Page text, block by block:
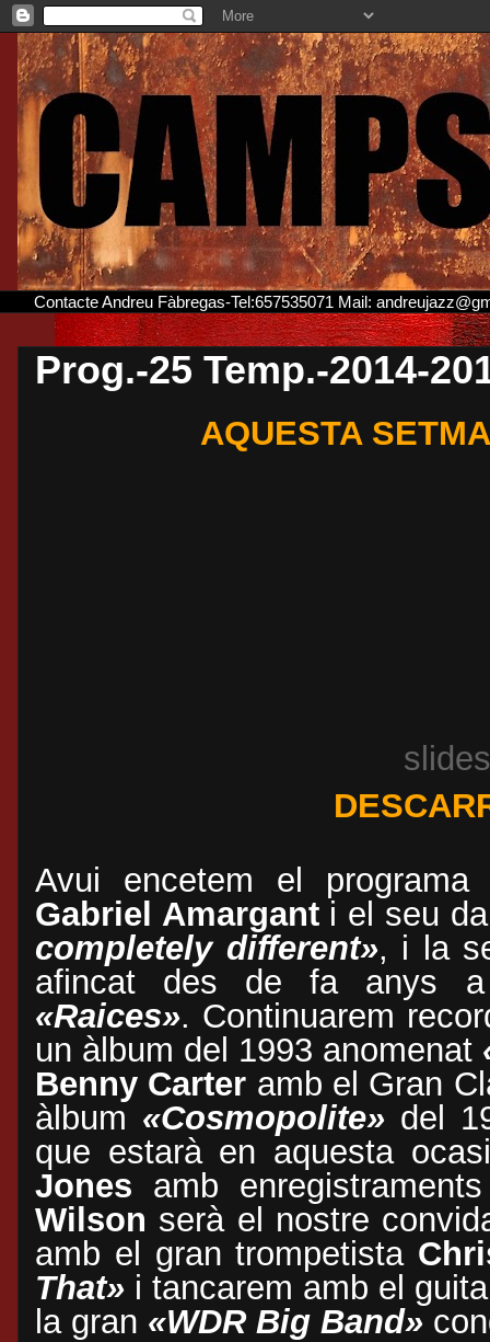
Contacte Andreu Fàbregas-Tel:657535071 Mail:
Prog.-25 Temp.-2014-
AQUESTA
Avui encetem el
Gabriel Amarganti el seu
completely different», i la
afincat des de fa anys
«Raices». Continuarem
un àlbum del 1993 anomenat
Benny Carter amb el Gran
àlbum «Cosmopolite» del
que estarà en aquesta
Jones amb
Wilson serà el nostre
amb el gran trompetista
That» i tancarem amb el
la gran «WDR Big Band»